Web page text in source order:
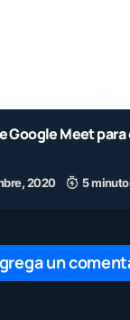
Google Meet
2020 5
un